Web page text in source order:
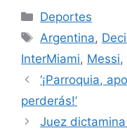
Categorías
Deportes
Etiquetas
Argentina,
InterMiami, Messi,
‘¡Parroquia,
perderás!’
Juez